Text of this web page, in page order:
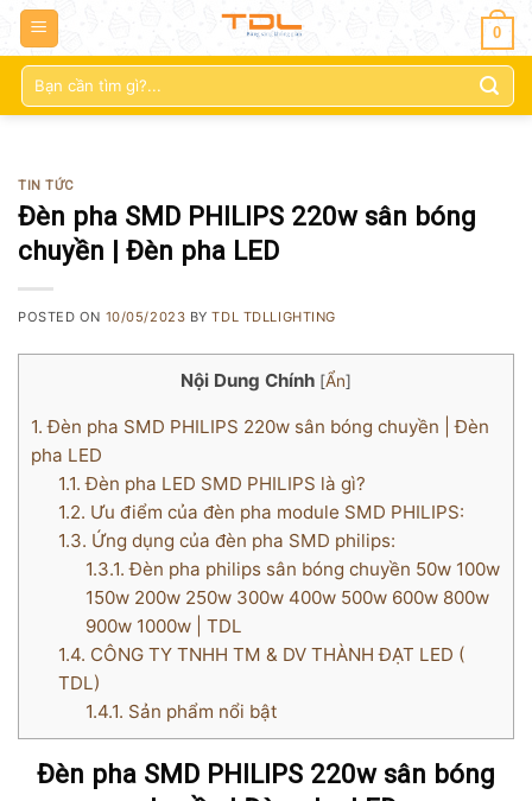
0
Tìm
kiếm:
TIN TỨC
Đèn pha SMD PHILIPS 220w sân bóng
chuyền | Đèn pha LED
POSTED ON 10/05/2023 BYTDL TDLLIGHTING
Nội Dung Chính [Ẩn]
1. Đèn pha SMD PHILIPS 220w sân bóng chuyền | Đèn
pha LED
1.1. Đèn pha LED SMD PHILIPS là gì?
1.2. Ưu điểm của đèn pha module SMD PHILIPS:
1.3. Ứng dụng của đèn pha SMD philips:
1.3.1. Đèn pha philips sân bóng chuyền 50w 100w
150w 200w 250w 300w 400w 500w 600w 800w
900w 1000w | TDL
1.4. CÔNG TY TNHH TM & DV THÀNH ĐẠT LED (
TDL)
1.4.1. Sản phẩm nổi bật
Đèn pha SMD PHILIPS 220w sân bóng